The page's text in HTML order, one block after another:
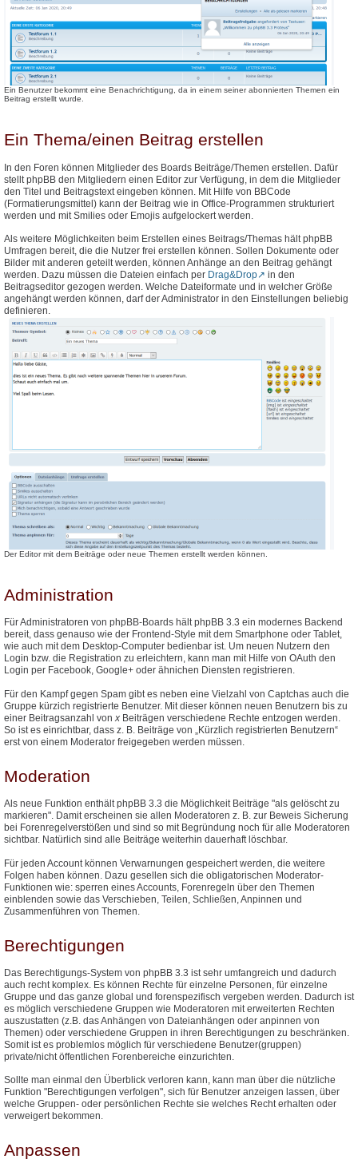
Ein Benutzer bekommt eine Benachrichtigung, da in einem seiner abonnierten Themen ein
Beitrag erstellt wurde.
Ein Thema/einen Beitrag erstellen
In den Foren können Mitglieder des Boards Beiträge/Themen erstellen. Dafür
stellt phpBB den Mitgliedern einen Editor zur Verfügung, in dem die Mitglieder
den Titel und Beitragstext eingeben können. Mit Hilfe von BBCode
(Formatierungsmittel) kann der Beitrag wie in Office-Programmen strukturiert
werden und mit Smilies oder Emojis aufgelockert werden.
Als weitere Möglichkeiten beim Erstellen eines Beitrags/Themas hält phpBB
Umfragen bereit, die die Nutzer frei erstellen können. Sollen Dokumente oder
Bilder mit anderen geteilt werden, können Anhänge an den Beitrag gehängt
werden. Dazu müssen die Dateien einfach per Drag&Drop
in den
Beitragseditor gezogen werden. Welche Dateiformate und in welcher Größe
angehängt werden können, darf der Administrator in den Einstellungen beliebig
definieren.
Der Editor mit dem Beiträge oder neue Themen erstellt werden können.
Administration
Für Administratoren von phpBB-Boards hält phpBB 3.3 ein modernes Backend
bereit, dass genauso wie der Frontend-Style mit dem Smartphone oder Tablet,
wie auch mit dem Desktop-Computer bedienbar ist. Um neuen Nutzern den
Login bzw. die Registration zu erleichtern, kann man mit Hilfe von OAuth den
Login per Facebook, Google+ oder ähnichen Diensten registrieren.
Für den Kampf gegen Spam gibt es neben eine Vielzahl von Captchas auch die
Gruppe kürzich registrierte Benutzer. Mit dieser können neuen Benutzern bis zu
einer Beitragsanzahl vonx Beiträgen verschiedene Rechte entzogen werden.
So ist es einrichtbar, dass z. B. Beiträge von „Kürzlich registrierten Benutzern“
erst von einem Moderator freigegeben werden müssen.
Moderation
Als neue Funktion enthält phpBB 3.3 die Möglichkeit Beiträge "als gelöscht zu
markieren". Damit erscheinen sie allen Moderatoren z. B. zur Beweis Sicherung
bei Forenregelverstößen und sind so mit Begründung noch für alle Moderatoren
sichtbar. Natürlich sind alle Beiträge weiterhin dauerhaft löschbar.
Für jeden Account können Verwarnungen gespeichert werden, die weitere
Folgen haben können. Dazu gesellen sich die obligatorischen Moderator-
Funktionen wie: sperren eines Accounts, Forenregeln über den Themen
einblenden sowie das Verschieben, Teilen, Schließen, Anpinnen und
Zusammenführen von Themen.
Berechtigungen
Das Berechtigungs-System von phpBB 3.3 ist sehr umfangreich und dadurch
auch recht komplex. Es können Rechte für einzelne Personen, für einzelne
Gruppe und das ganze global und forenspezifisch vergeben werden. Dadurch ist
es möglich verschiedene Gruppen wie Moderatoren mit erweiterten Rechten
auszustatten (z.B. das Anhängen von Dateianhängen oder anpinnen von
Themen) oder verschiedene Gruppen in ihren Berechtigungen zu beschränken.
Somit ist es problemlos möglich für verschiedene Benutzer(gruppen)
private/nicht öffentlichen Forenbereiche einzurichten.
Sollte man einmal den Überblick verloren kann, kann man über die nützliche
Funktion "Berechtigungen verfolgen", sich für Benutzer anzeigen lassen, über
welche Gruppen- oder persönlichen Rechte sie welches Recht erhalten oder
verweigert bekommen.
Anpassen